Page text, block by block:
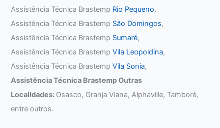
Assistência Técnica Brastemp Rio Pequeno,
Assistência Técnica Brastemp São Domingos,
Assistência Técnica Brastemp Sumaré,
Assistência Técnica BrastempVila Leopoldina,
Assistência Técnica BrastempVila Sonia,
Assistência Técnica Brastemp Outras
Localidades: Osasco, Granja Viana, Alphaville, Tamboré,
entre outros.